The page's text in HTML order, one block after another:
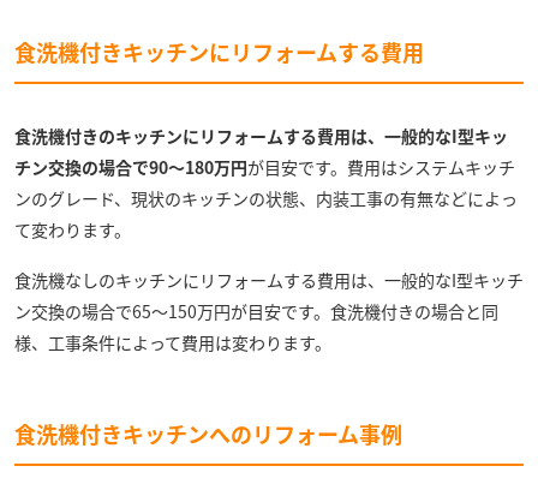
食洗機付きキッチンにリフォームする費用
食洗機付きのキッチンにリフォームする費用は、一般的なI型キッ
チン交換の場合で90～180万円が目安です。費用はシステムキッチ
ンのグレード、現状のキッチンの状態、内装工事の有無などによっ
て変わります。
食洗機なしのキッチンにリフォームする費用は、一般的なI型キッチ
ン交換の場合で65～150万円が目安です。食洗機付きの場合と同
様、工事条件によって費用は変わります。
食洗機付きキッチンへのリフォーム事例